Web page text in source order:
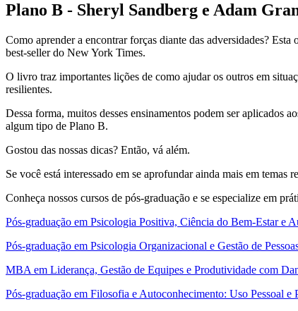
Plano B - Sheryl Sandberg e Adam
Como aprender a encontrar forças diante das adversidades?
best-seller do New York Times.
O livro traz importantes lições de como ajudar os outros em
resilientes.
Dessa forma, muitos desses ensinamentos podem ser aplicados
algum tipo de Plano B.
Gostou das nossas dicas? Então, vá além.
Se você está interessado em se aprofundar ainda mais em
Conheça nossos cursos de pós-graduação e se especialize em
Pós-graduação em Psicologia Positiva, Ciência do Bem-Estar e
Pós-graduação em Psicologia Organizacional e Gestão de
MBA em Liderança, Gestão de Equipes e Produtividade com
Pós-graduação em Filosofia e Autoconhecimento: Uso Pessoal